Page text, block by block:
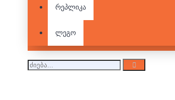
რეპლიკა
ლეგო
Ticket To Ride To
115.00 ₾